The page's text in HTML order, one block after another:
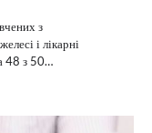
з
і лікарні
48 з 50…